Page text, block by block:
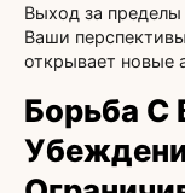
Выход за
Ваши
открывает новые
Борьба С